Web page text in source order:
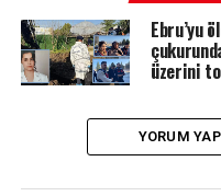
Ebru’yu
üzerini
YORUM